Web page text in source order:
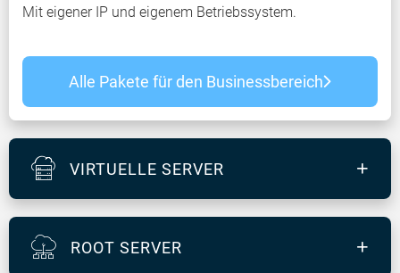
Mit eigener IP und eigenem Betriebssystem.
Alle Pakete für den Businessbereich
VIRTUELLE SERVER
ROOT SERVER